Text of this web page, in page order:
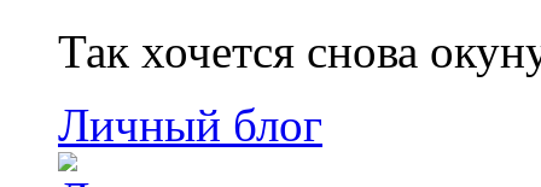
Так хочется снова
Личный блог